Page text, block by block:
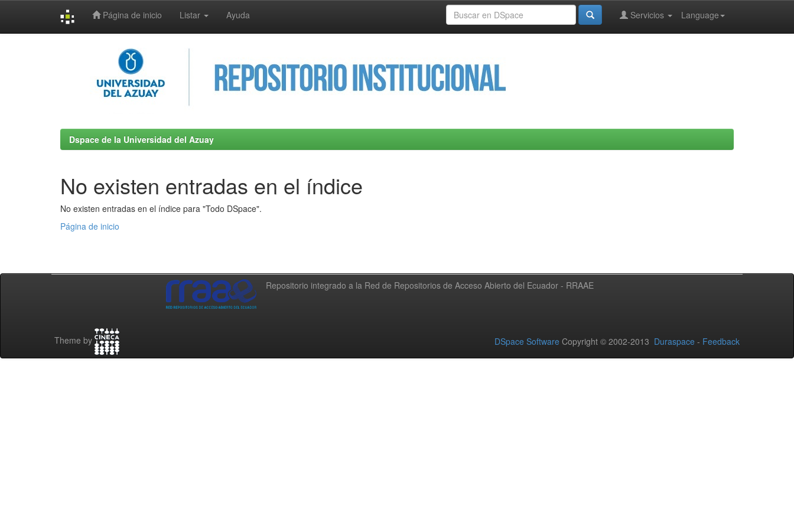
Página de inicio Listar Ayuda Language
Servicios
Dspace de la Universidad del Azuay
No existen entradas en el índice
No existen entradas en el índice para "Todo DSpace".
Página de inicio
Repositorio integrado a la Red de Repositorios de Acceso Abierto del Ecuador - RRAAE
Theme by DSpace Software Copyright © 2002-2013 Duraspace - Feedback